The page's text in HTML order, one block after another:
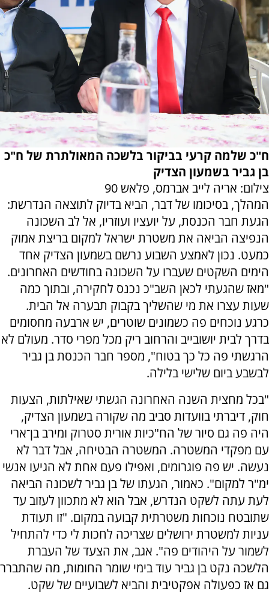
ח"כ שלמה קרעי בביקור בלשכה המאולתרת של ח"כ
בן גביר בשמעון הצדיק
צילום: אריה לייב אברמס, פלאש 90
המהלך, בסיכומו של דבר, הביא בדיוק לתוצאה הנדרשת:
הגעת חבר הכנסת, על יועציו ועוזריו, אל לב השכונה
הנפיצה הביאה את משטרת ישראל למקום בריצת אמוק
כמעט. נכון לאמצע השבוע נרשם בשמעון הצדיק אחד
הימים השקטים שעברו על השכונה בחודשים האחרונים.
"מאז שהגעתי לכאן השב"כ נכנס לחקירה, ובתוך כמה
שעות עצרו את מי שהשליך בקבוק תבערה אל הבית.
כרגע נוכחים פה כשמונים שוטרים, יש ארבעה מחסומים
בדרך לבית יושובייב והרחוב ריק מכל מפרי סדר. מעולם לא
הרגשתי פה כל כך בטוח", מספר חבר הכנסת בן גביר
לבשבע ביום שלישי בלילה.
"בכל מחצית השנה האחרונה הגשתי שאילתות, הצעות
חוק, דיברתי בוועדות סביב מה שקורה בשמעון הצדיק,
היה פה גם סיור של הח"כיות אורית סטרוק ומירב בן־ארי
עם מפקדי המשטרה. המשטרה הבטיחה, אבל דבר לא
נעשה. יש פה פוגרומים, ואפילו פעם אחת לא הגיעו אנשי
ימ"ר למקום". כאמור, הגעתו של בן גביר לשכונה הביאה
לעת עתה לשקט הנדרש, אבל הוא לא מתכוון לעזוב עד
שתובטח נוכחות משטרתית קבועה במקום. "זו תעודת
עניות למשטרת ירושלים שצריכה לחכות לי כדי להתחיל
לשמור על היהודים פה". אגב, את הצעד של העברת
הלשכה נקט בן גביר עוד בימי שומר החומות, מה שהתברר
גם אז כפעולה אפקטיבית והביא לשבועיים של שקט.